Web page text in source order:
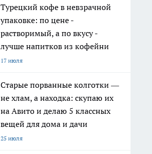
Турецкий кофе в невзрачной
упаковке: по цене -
растворимый, а по вкусу -
лучше напитков из кофейни
17 июля
Старые порванные колготки —
не хлам, а находка: скупаю их
на Авито и делаю 5 классных
вещей для дома и дачи
25 июля